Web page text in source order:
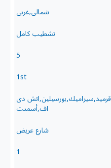
شمالى,غربى
تشطيب كامل
5
1st
قرميد,سيراميك,بورسيلين,اتش دى
اف,أسمنت
شارع عريض
1